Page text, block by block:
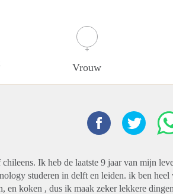
Vrouw
Ik heb de laatste 9 jaar van mijn
studeren in delft en leiden. ik ben
en koken , dus ik maak zeker lekkere